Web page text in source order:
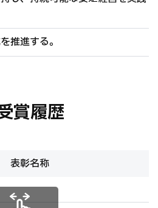
推進する。
賞履歴
表彰名称